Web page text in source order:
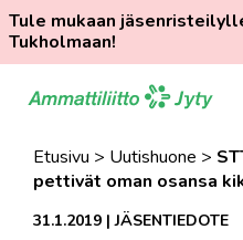
Tule mukaan
Tukholmaan!
suoraan
Etusivu > Uutishuone >
pettivät oman osansa
31.1.2019 |JÄSENTIEDOTE